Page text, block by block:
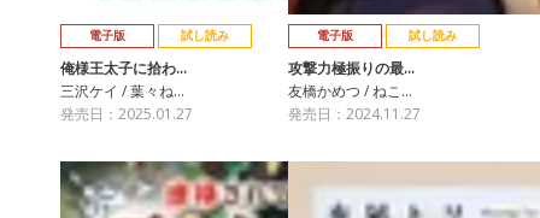
電子版 試し読み
俺様王太子に拾わ…
三沢ケイ / 葉々ね…
発売日：2025.01.27
電子版 試し読み
攻撃力極振りの最…
友橋かめつ / ねこ…
発売日：2024.11.27